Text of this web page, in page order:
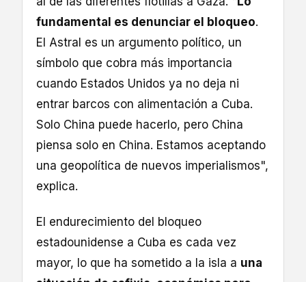
fundamental es denunciar el bloqueo.
El Astral es un argumento político, un
símbolo que cobra más importancia
cuando Estados Unidos ya no deja ni
entrar barcos con alimentación a Cuba.
Solo China puede hacerlo, pero China
piensa solo en China. Estamos aceptando
una geopolítica de nuevos imperialismos",
explica.
El endurecimiento del bloqueo
estadounidense a Cuba es cada vez
mayor, lo que ha sometido a la isla a una